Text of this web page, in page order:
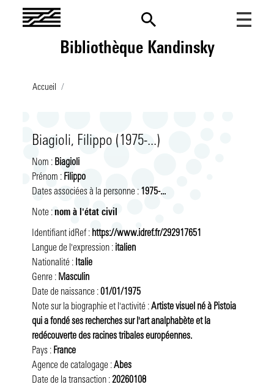
au
contenu
principal
Bibliothèque Kandinsky
Menu
Les fonds d'archives
Les ressources numériques
Les projets de recherche
Appels à contribution
Appels à projets
L'Université d'été
Collection « Recherches »
« Mission Recherche » des Amis du Centre Pompidou
Catalogue raisonné des expositions du Centre Pompidou
Nos billets
Actualités
Nouvelles acquisitions
En vitrine
Projets de recherche
Articles de chercheurs
Lectures obligatoires
Digital BK
Mises en ligne
Les archives institutionnelles
Agenda
Tous les événements
Informations pratiques
Venir à la BK
Venir aux archives institutionnelles
Faire un don
Reproduction - Commande de fichiers HD
Prêts pour expositions
Questions fréquemment posées
Mon compte
J'ai déjà un compte
Je me connecte
Je me connecte pour la 1ère fois
Je n'ai pas encore de compte
Je me préinscris
J'ai besoin d'aide
J'ai oublié mon mot de passe
J'ai des questions
Lancer une recherche
Catalogues
Accueil
Biagioli, Filippo (1975-...)
Nom : Biagioli
Prénom : Filippo
Dates associées à la personne : 1975-...
Note : nom à l'état civil
Identifiant idRef : https://www.idref.fr/292917651
Langue de l'expression : italien
Nationalité : Italie
Genre : Masculin
Date de naissance : 01/01/1975
Note sur la biographie et l'activité : Artiste visuel né à Pistoia
qui a fondé ses recherches sur l'art analphabète et la
redécouverte des racines tribales européennes.
Pays : France
Agence de catalogage : Abes
Date de la transaction : 20260108